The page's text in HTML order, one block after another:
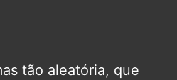
tão aleatória, que